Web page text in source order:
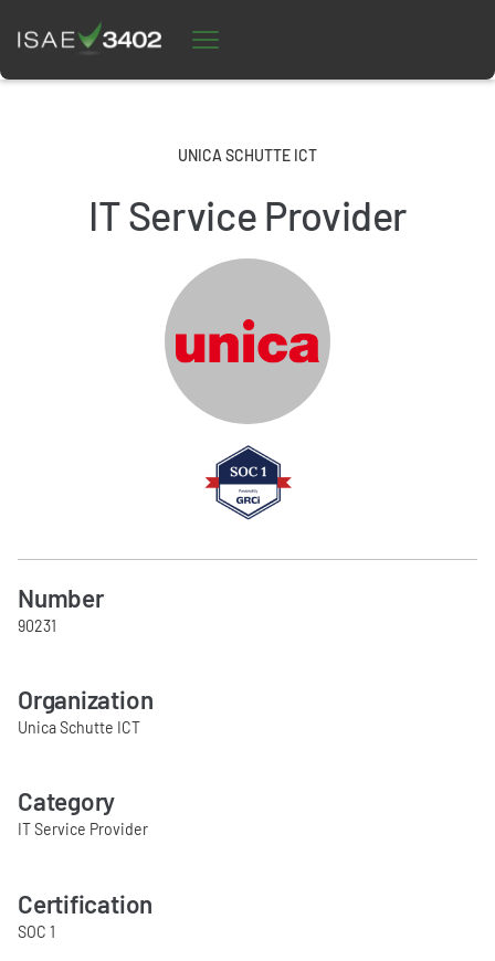
UNICA SCHUTTE ICT
IT Service Provider
Number
90231
Organization
Unica Schutte ICT
Category
IT Service Provider
Certification
SOC 1